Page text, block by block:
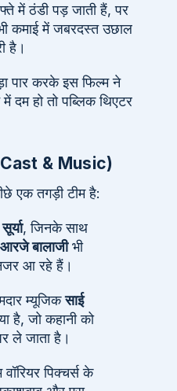
में ठंडी पड़ जाती हैं, पर
कमाई में जबरदस्त उछाल
है।
पार करके इस फिल्म ने
दम हो तो पब्लिक थिएटर
& Music)
एक तगड़ी टीम है:
सूर्या, जिनके साथ
आरजे बालाजीभी
आ रहे हैं।
म्यूजिकसाई
है, जो कहानी को
ले जाता है।
पिक्चर्स के